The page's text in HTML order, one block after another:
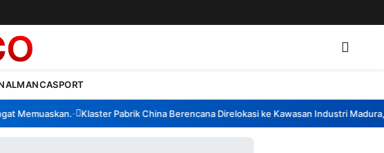
MANCASPORT
• Klaster Pabrik China Berencana Direlokasi ke Kawasan Industri Madura,